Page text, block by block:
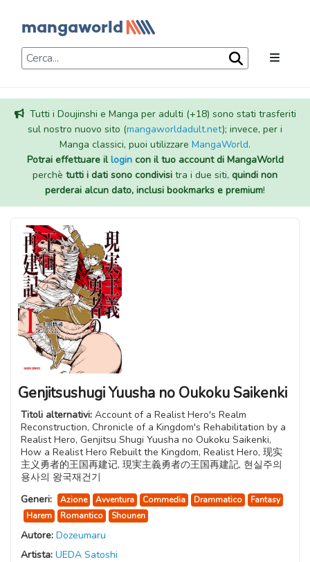
Tutti i Doujinshi e Manga per adulti (+18) sono stati trasferiti
sul nostro nuovo sito (mangaworldadult.net); invece, per i
Manga classici, puoi utilizzare MangaWorld.
Potrai effettuare illogincon il tuo account di MangaWorld
perchè tutti i dati sono condivisi tra i due siti, quindi non
perderai alcun dato, inclusi bookmarks e premium!
Genjitsushugi Yuusha no Oukoku Saikenki
Titoli alternativi: Account of a Realist Hero's Realm
Reconstruction, Chronicle of a Kingdom's Rehabilitation by a
Realist Hero, Genjitsu Shugi Yuusha no Oukoku Saikenki,
How a Realist Hero Rebuilt the Kingdom, Realist Hero, 现实
主义勇者的王国再建记, 現実主義勇者の王国再建記, 현실주의
용사의 왕국재건기
Generi:
Azione Avventura Commedia Drammatico
Fantasy
Harem
Romantico Shounen
Autore: Dozeumaru
Artista: UEDA Satoshi